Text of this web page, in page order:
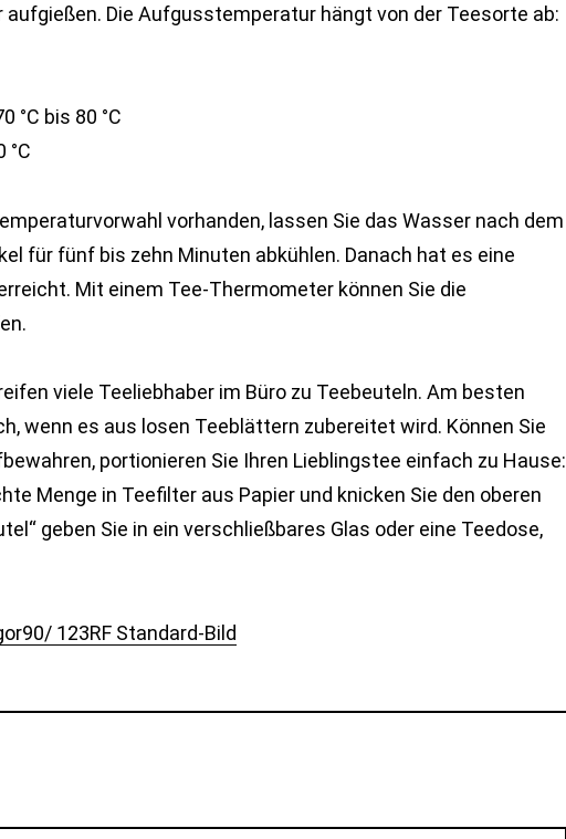
Die Aufgusstemperatur hängt von der Teesorte ab:
°C bis 80 °C
°C
vorhanden, lassen Sie das Wasser nach dem
für fünf bis zehn Minuten abkühlen. Danach hat es eine
Mit einem Tee-Thermometer können Sie die
viele Teeliebhaber im Büro zu Teebeuteln. Am besten
wenn es aus losen Teeblättern zubereitet wird. Können Sie
portionieren Sie Ihren Lieblingstee einfach zu Hause:
Menge in Teefilter aus Papier und knicken Sie den oberen
geben Sie in ein verschließbares Glas oder eine Teedose,
123RF Standard-Bild